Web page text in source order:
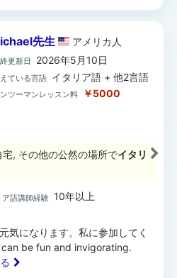
先生 アメリカ 人
更新日 2026年5月10日
ている言語 イタリア語 + 他2言語
ツーマンレッスン料 ￥5000
, その他の公然の場所でイタリ
ア語講師経験 10年以上
気になります。私に参加してく
be fun and invigorating.